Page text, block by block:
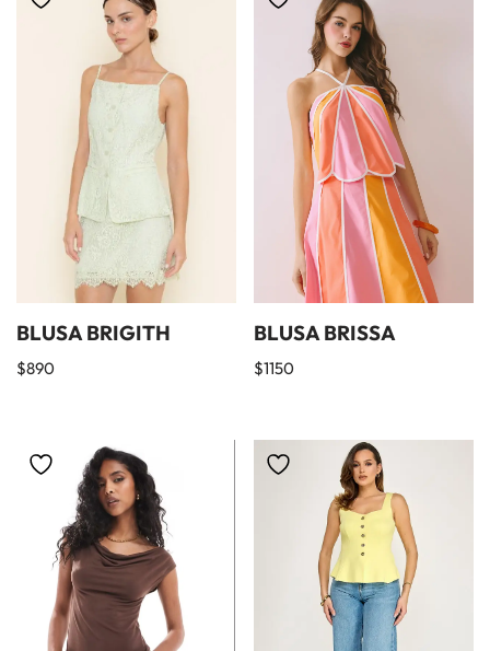
BLUSA BRIGITH
$890
BLUSA BRISSA
$1150